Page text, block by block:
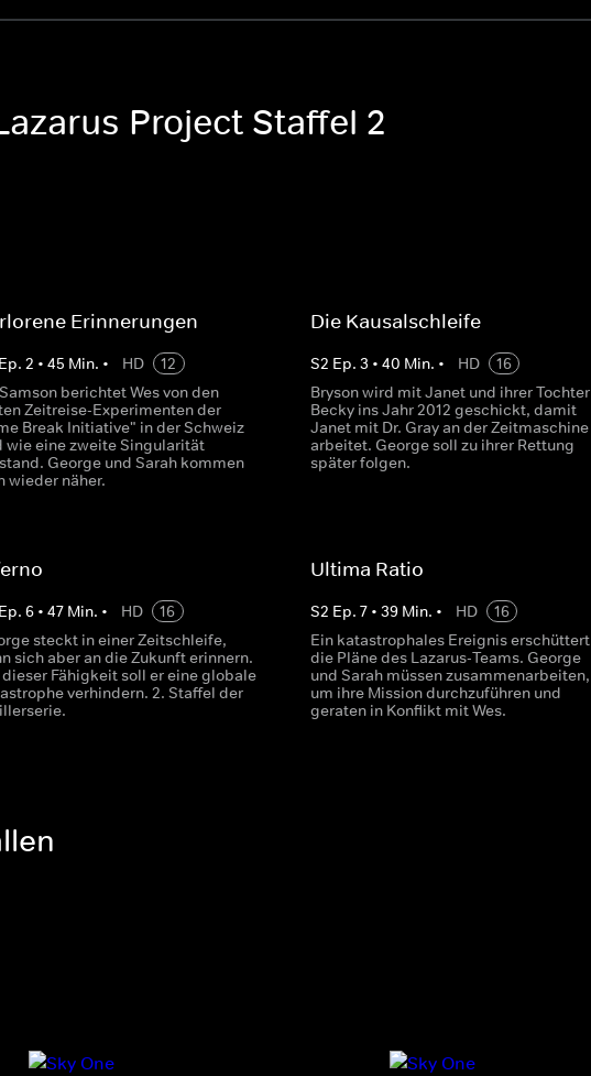
Project Staffel 2
Erinnerungen
Ep.2 •45 Min. • HD
12
berichtet Wes von den
Zeitreise-Experimenten der
Break Initiative" in der Schweiz
wie eine zweite Singularität
George und Sarah kommen
wieder näher.
Die Kausalschleife
S2 Ep. 3 • 40 Min. • HD
16
Bryson wird mit Janet und ihrer Tochter
Becky ins Jahr 2012 geschickt, damit
Janet mit Dr. Gray an der Zeitmaschine
arbeitet. George soll zu ihrer Rettung
später folgen.
Ep.6 •47 Min. • HD
16
steckt in einer Zeitschleife,
sich aber an die Zukunft erinnern.
Fähigkeit soll er eine globale
verhindern. 2. Staffel der
Ultima Ratio
S2 Ep. 7• 39Min. • HD
16
Ein katastrophales Ereignis erschüttert
die Pläne des Lazarus-Teams. George
und Sarah müssen zusammenarbeiten,
um ihre Mission durchzuführen und
geraten in Konflikt mit Wes.